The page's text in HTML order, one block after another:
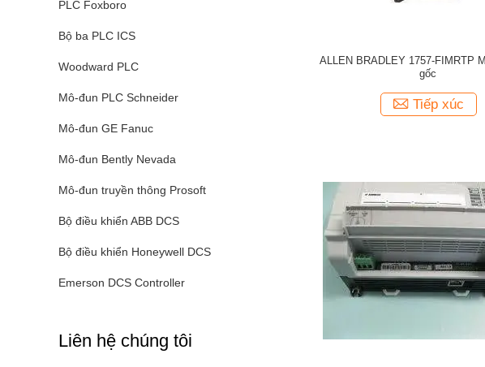
PLC Foxboro
Bộ ba PLC ICS
Woodward PLC
Mô-đun PLC Schneider
Mô-đun GE Fanuc
Mô-đun Bently Nevada
Mô-đun truyền thông Prosoft
Bộ điều khiển ABB DCS
Bộ điều khiển Honeywell DCS
Emerson DCS Controller
Liên hệ chúng tôi
ALLEN BRADLEY 1757-FIMRTP
gốc
Tiếp xúc